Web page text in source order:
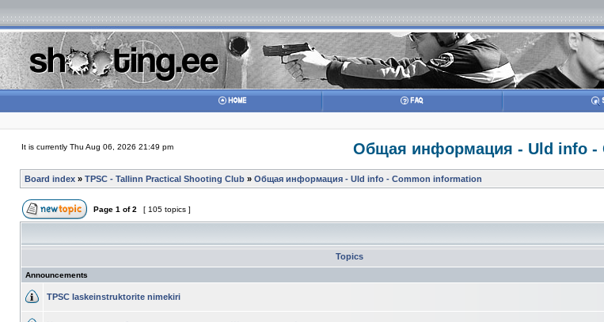
It is currently Thu Aug 06, 2026 21:49 pm Общая информация - Uld info -
Board index » TPSC - Tallinn Practical Shooting Club » Общая информация - Uld info - Common information
Page 1 of2 [ 105 topics ]
Topics
Announcements
TPSC laskeinstruktorite nimekiri